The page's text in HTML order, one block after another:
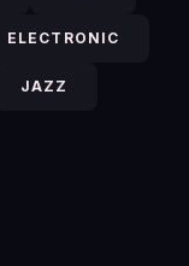
ELECTRONIC
JAZZ